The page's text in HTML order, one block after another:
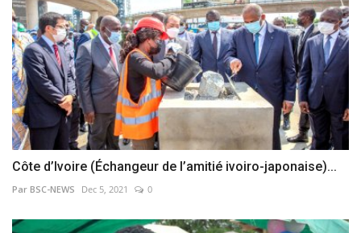
Côte d’Ivoire (Échangeur de l’amitié ivoiro-japonaise)...
Par BSC-NEWS Dec 5, 2021 0